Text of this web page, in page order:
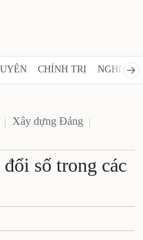
CHÍNH TRỊ NGHỊ
Xây dựng Đảng
số trong các